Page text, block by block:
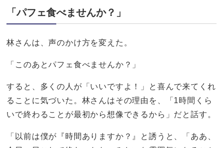
「パフェ食べませんか？」
林さんは、声のかけ方を変えた。
「このあとパフェ食べませんか？」
すると、多くの人が「いいですよ！」と喜んで来てくれ
ることに気づいた。林さんはその理由を、「1時間くら
いで終わることが最初から想像できるから」だと話す。
「以前は僕が『時間ありますか？』と誘うと、「ああ、